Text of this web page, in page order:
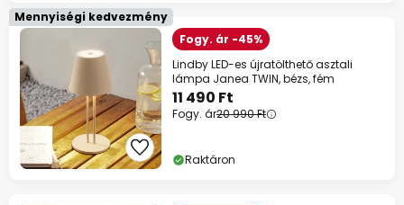
Mennyiségi kedvezmény
Fogy. ár -45%
Lindby LED-es újratölthető asztali
lámpa Janea TWIN, bézs, fém
11 490 Ft
Fogy. ár20 990 Ft
Raktáron